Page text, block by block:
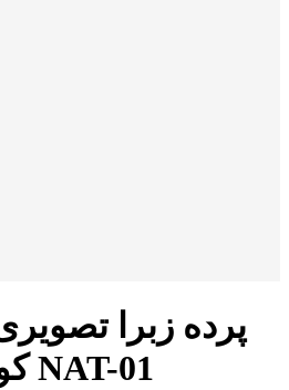
پرده زبرا
کوه و دریاچه کد NAT-01